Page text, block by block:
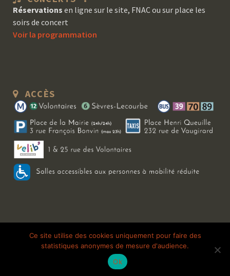
Réservations en ligne sur le site, FNAC ou sur place les
soirs de concert
Voir la programmation
ACCÈS
Copyright 2026 Le Bal Blomet | Tous droits réservés | Mentions légales
Galerie photo
Ce site utilise des cookies uniquement pour faire des
statistiques anonymes de mesure d'audience.
Ok